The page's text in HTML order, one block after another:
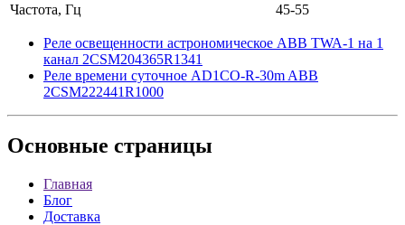
Частота, Гц
45-55
Реле освещенности астрономическое ABB TWA-1 на 1
канал 2CSM204365R1341
Реле времени суточное AD1CO-R-30m ABB
2CSM222441R1000
Основные страницы
Главная
Блог
Доставка